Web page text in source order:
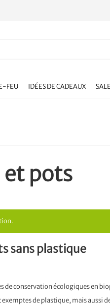
FEU IDÉES DE CADEAUX
et pots
sans plastique
de conservation écologiques en
de plastique, mais aussi